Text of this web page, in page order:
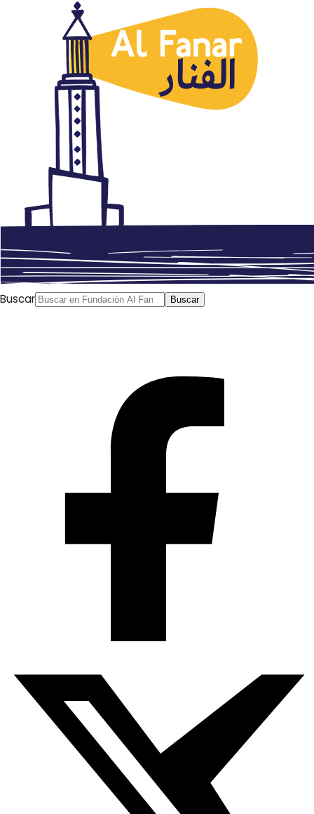
Buscar Buscar
Exposición de viñetas árabes
en México
junio 1, 2015Autor: AlFanar